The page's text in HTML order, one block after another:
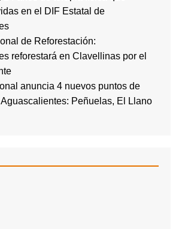
en el DIF Estatal de
de Reforestación:
reforestará en Clavellinas por el
anuncia 4 nuevos puntos de
Peñuelas, El Llano